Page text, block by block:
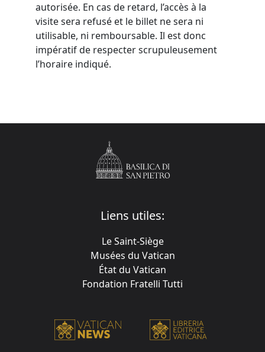
autorisée. En cas de retard, l’accès à la
visite sera refusé et le billet ne sera ni
utilisable, ni remboursable. Il est donc
impératif de respecter scrupuleusement
l’horaire indiqué.
Liens utiles:
Le Saint-Siège
Musées du Vatican
État du Vatican
Fondation Fratelli Tutti